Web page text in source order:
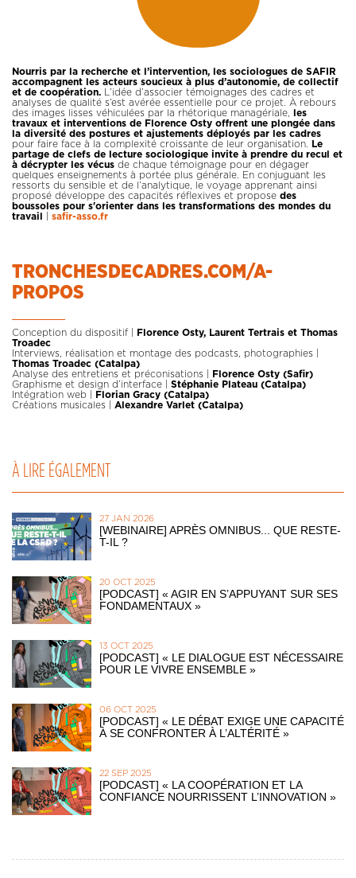
Nourris par la recherche et l’intervention, les sociologues de SAFIR
accompagnent les acteurs soucieux à plus d’autonomie, de collectif
et de coopération.
L’idée d’associer témoignages des cadres et
analyses de qualité s’est avérée essentielle pour ce projet. À rebours
des images lisses véhiculées par la rhétorique managériale,
les
travaux et interventions de Florence Osty offrent une plongée dans
la diversité des postures et ajustements déployés par les cadres
pour faire face à la complexité croissante de leur organisation.
Le
partage de clefs de lecture sociologique invite à prendre du recul et
à décrypter les vécus de chaque témoignage pour en dégager
quelques enseignements à portée plus générale. En conjuguant les
ressorts du sensible et de l’analytique, le voyage apprenant ainsi
proposé développe des capacités réflexives et propose des
boussoles pour s'orienter dans les transformations des mondes du
travail
safir-asso.fr
TRONCHESDECADRES.COM/A-
PROPOS
Conception du dispositif |
Florence Osty, Laurent Tertrais et Thomas
Troadec
Interviews, réalisation et montage des podcasts, photographies |
Thomas Troadec (Catalpa)
Analyse des entretiens et préconisations |
Florence Osty (Safir)
Graphisme et design d’interface | Stéphanie Plateau (Catalpa)
Intégration web |
Florian Gracy (Catalpa)
Créations musicales | Alexandre Varlet (Catalpa)
À LIRE ÉGALEMENT
27 JAN 2026
[WEBINAIRE] APRÈS OMNIBUS... QUE RESTE-
T-IL ?
20 OCT 2025
[PODCAST] « AGIR EN S’APPUYANT SUR SES
FONDAMENTAUX »
13 OCT 2025
[PODCAST] « LE DIALOGUE EST NÉCESSAIRE
POUR LE VIVRE ENSEMBLE »
06 OCT 2025
[PODCAST] « LE DÉBAT EXIGE UNE CAPACITÉ
À SE CONFRONTER À L’ALTÉRITÉ »
22 SEP 2025
[PODCAST] « LA COOPÉRATION ET LA
CONFIANCE NOURRISSENT L’INNOVATION »